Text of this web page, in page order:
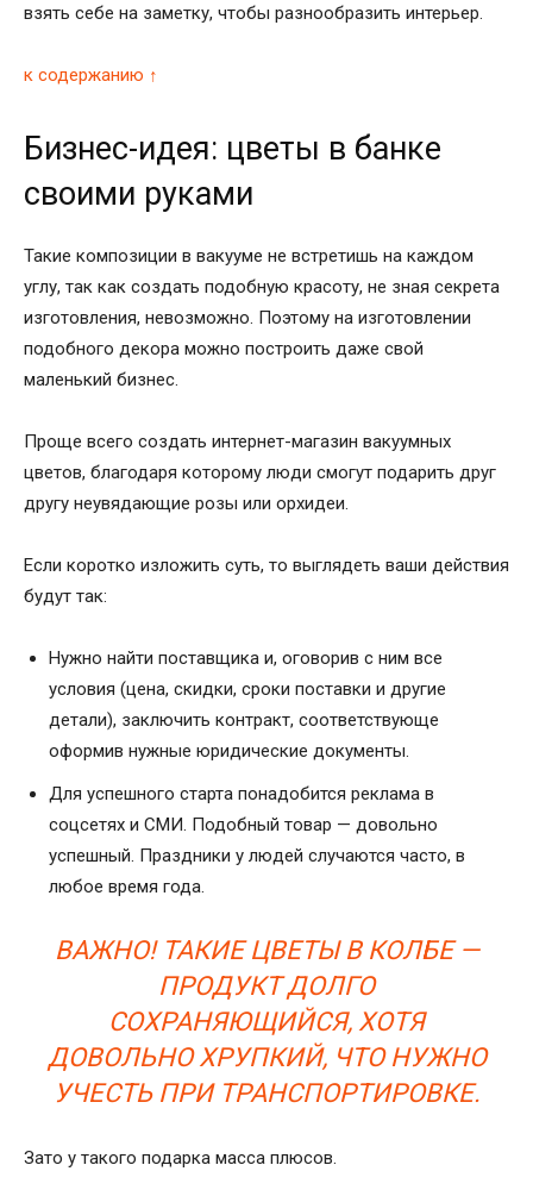
взять себе на заметку, чтобы разнообразить интерьер.
к содержанию ↑
Бизнес-идея: цветы в банке
своими руками
Такие композиции в вакууме не встретишь на каждом
углу, так как создать подобную красоту, не зная секрета
изготовления, невозможно. Поэтому на изготовлении
подобного декора можно построить даже свой
маленький бизнес.
Проще всего создать интернет-магазин вакуумных
цветов, благодаря которому люди смогут подарить друг
другу неувядающие розы или орхидеи.
Если коротко изложить суть, то выглядеть ваши действия
будут так:
Нужно найти поставщика и, оговорив с ним все
условия (цена, скидки, сроки поставки и другие
детали), заключить контракт, соответствующе
оформив нужные юридические документы.
Для успешного старта понадобится реклама в
соцсетях и СМИ. Подобный товар — довольно
успешный. Праздники у людей случаются часто, в
любое время года.
ВАЖНО! ТАКИЕ ЦВЕТЫ В КОЛБЕ —
ПРОДУКТ ДОЛГО
СОХРАНЯЮЩИЙСЯ, ХОТЯ
ДОВОЛЬНО ХРУПКИЙ, ЧТО НУЖНО
УЧЕСТЬ ПРИ ТРАНСПОРТИРОВКЕ.
Зато у такого подарка масса плюсов.